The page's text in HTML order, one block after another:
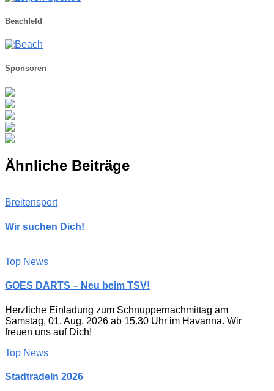
Beachfeld
Sponsoren
Ähnliche Beiträge
Breitensport
Wir suchen Dich!
Top News
GOES DARTS – Neu beim TSV!
Herzliche Einladung zum Schnuppernachmittag am
Samstag, 01. Aug. 2026 ab 15.30 Uhr im Havanna. Wir
freuen uns auf Dich!
Top News
Stadtradeln 2026